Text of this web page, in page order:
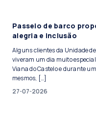
Passeio de barco
alegria e inclusão
Alguns clientes da Unidade
viveram um dia muito
Viana do Castelo e durante
mesmos, […]
27-07-2026